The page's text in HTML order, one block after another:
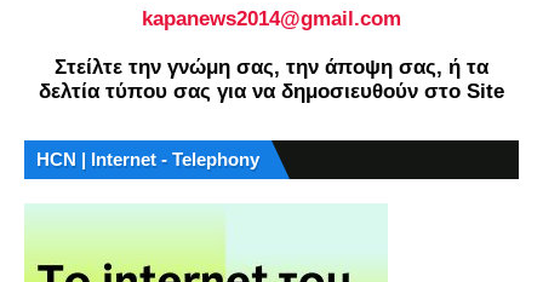
kapanews2014@gmail.com
Στείλτε την γνώμη σας, την άποψη σας, ή τα
δελτία τύπου σας για να δημοσιευθούν στο Site
HCN | Internet - Telephony